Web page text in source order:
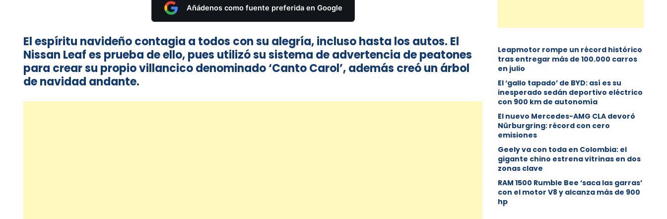
Añádenos como fuente preferida en Google
El espíritu navideño contagia a todos con su alegría, incluso hasta los autos. El
Nissan Leaf es prueba de ello, pues utilizó su sistema de advertencia de peatones
para crear su propio villancico denominado ‘Canto Carol’, además creó un árbol
de navidad andante.
Leapmotor rompe un récord histórico
tras entregar más de 100.000 carros
en julio
El ‘gallo tapado’ de BYD: así es su
inesperado sedán deportivo eléctrico
con 900 km de autonomía
El nuevo Mercedes-AMG CLA devoró
Nürburgring: récord con cero
emisiones
Geely va con toda en Colombia: el
gigante chino estrena vitrinas en dos
zonas clave
RAM 1500 Rumble Bee ‘saca las garras’
con el motor V8 y alcanza más de 900
hp